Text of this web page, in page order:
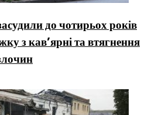
до чотирьох років
з кав’ярні та втягнення